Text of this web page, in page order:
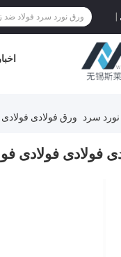
|
اخبار
سرد ورق فولادی فولادی
فولادی فولادی